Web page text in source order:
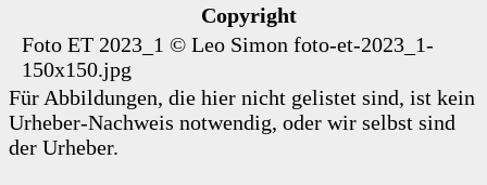
Copyright
Foto ET 2023_1 © Leo Simon foto-et-2023_1-
150x150.jpg
Für Abbildungen, die hier nicht gelistet sind, ist kein
Urheber-Nachweis notwendig, oder wir selbst sind
der Urheber.